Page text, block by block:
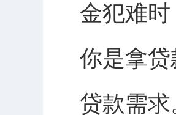
金犯难
你是拿
贷款需求